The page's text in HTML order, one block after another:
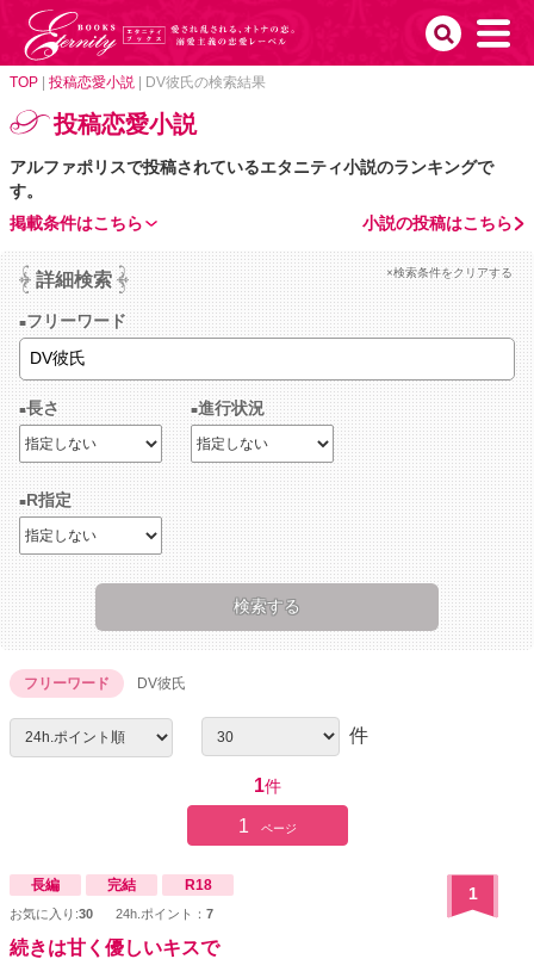
TOP 投稿恋愛小説 DV彼氏の検索結果
投稿恋愛小説
アルファポリスで投稿されているエタニティ小説のランキングで
す。
小説の投稿はこちら
掲載条件はこちら
詳細検索 ×検索条件をクリアする
フリーワード
長さ 進行状況
R指定
フリーワード DV彼氏
件
1件
1 ページ
長編 完結 R18
お気に入り:30 24h.ポイント： 7
1
続きは甘く優しいキスで